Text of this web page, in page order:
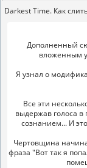
Darkest Time. Как
Дополненный
вложенным
Я узнал о
Все эти
выдержав голоса в
сознанием... И
Чертовщина
фраза "Вот так я